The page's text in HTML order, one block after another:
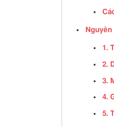
1.
2.
3.
4.
5.